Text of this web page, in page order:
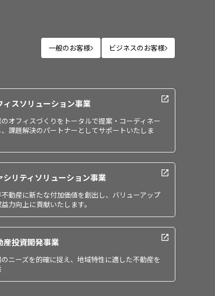
一般のお客様 ビジネスのお客様
ィスソリューション事業
のオフィスづくりをトータルで提案・コーディネー
、課題解決のパートナーとしてサポートいたしま
シリティソリューション事業
不動産に新たな付加価値を創出し、バリューアップ
益力向上に貢献いたします。
産投資開発事業
ニーズを的確に捉え、地域特性に適した不動産を